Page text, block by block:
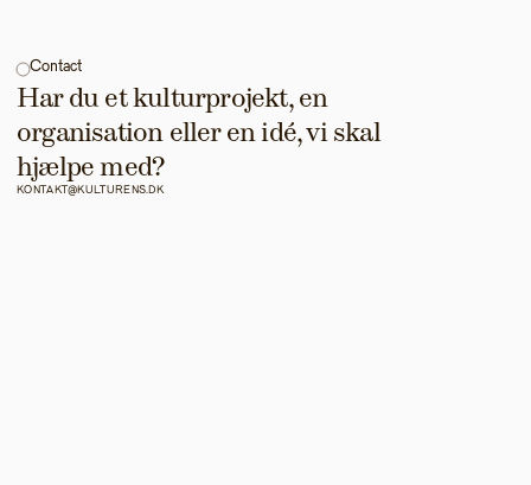
Contact
Har du et kulturprojekt, en
organisation eller en idé, vi skal
hjælpe med?
KONTAKT@KULTURENS.DK